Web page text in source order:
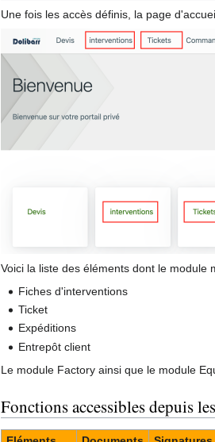
Une fois les accès définis, la page
Voici la liste des éléments dont le module
Fiches d'interventions
Ticket
Expéditions
Entrepôt client
Le module Factory ainsi que le module
Fonctions accessibles depuis